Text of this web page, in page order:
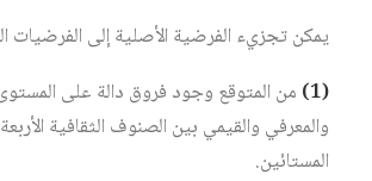
يمكن تجزيء الفرضية الأصلية إلى الفرضيات
(1)
من المتوقع وجود فروق دالة على
والمعرفي والقيمي بين الصنوف الثقافية
المستائين.